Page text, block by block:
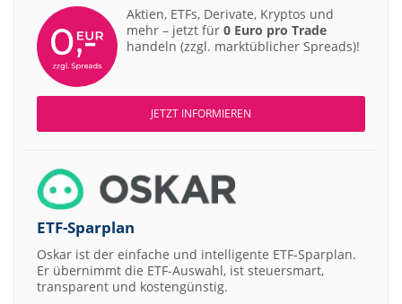
Aktien, ETFs, Derivate, Kryptos und
mehr – jetzt für 0 Euro pro Trade
handeln (zzgl. marktüblicher Spreads)!
JETZT INFORMIEREN
ETF-Sparplan
Oskar ist der einfache und intelligente ETF-Sparplan.
Er übernimmt die ETF-Auswahl, ist steuersmart,
transparent und kostengünstig.